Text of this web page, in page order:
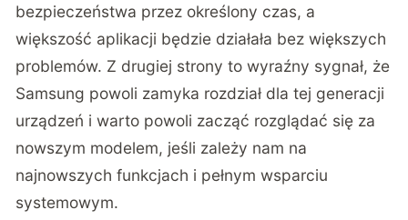
bezpieczeństwa przez określony czas, a
większość aplikacji będzie działała bez większych
problemów. Z drugiej strony to wyraźny sygnał, że
Samsung powoli zamyka rozdział dla tej generacji
urządzeń i warto powoli zacząć rozglądać się za
nowszym modelem, jeśli zależy nam na
najnowszych funkcjach i pełnym wsparciu
systemowym.